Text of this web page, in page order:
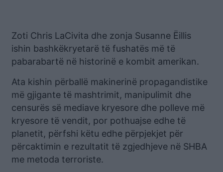
Zoti Chris LaCivita dhe zonja Susanne Ëillis
ishin bashkëkryetarë të fushatës më të
pabarabartë në historinë e kombit amerikan.
Ata kishin përballë makinerinë propagandistike
më gjigante të mashtrimit, manipulimit dhe
censurës së mediave kryesore dhe polleve më
kryesore të vendit, por pothuajse edhe të
planetit, përfshi këtu edhe përpjekjet për
përcaktimin e rezultatit të zgjedhjeve në SHBA
me metoda terroriste.